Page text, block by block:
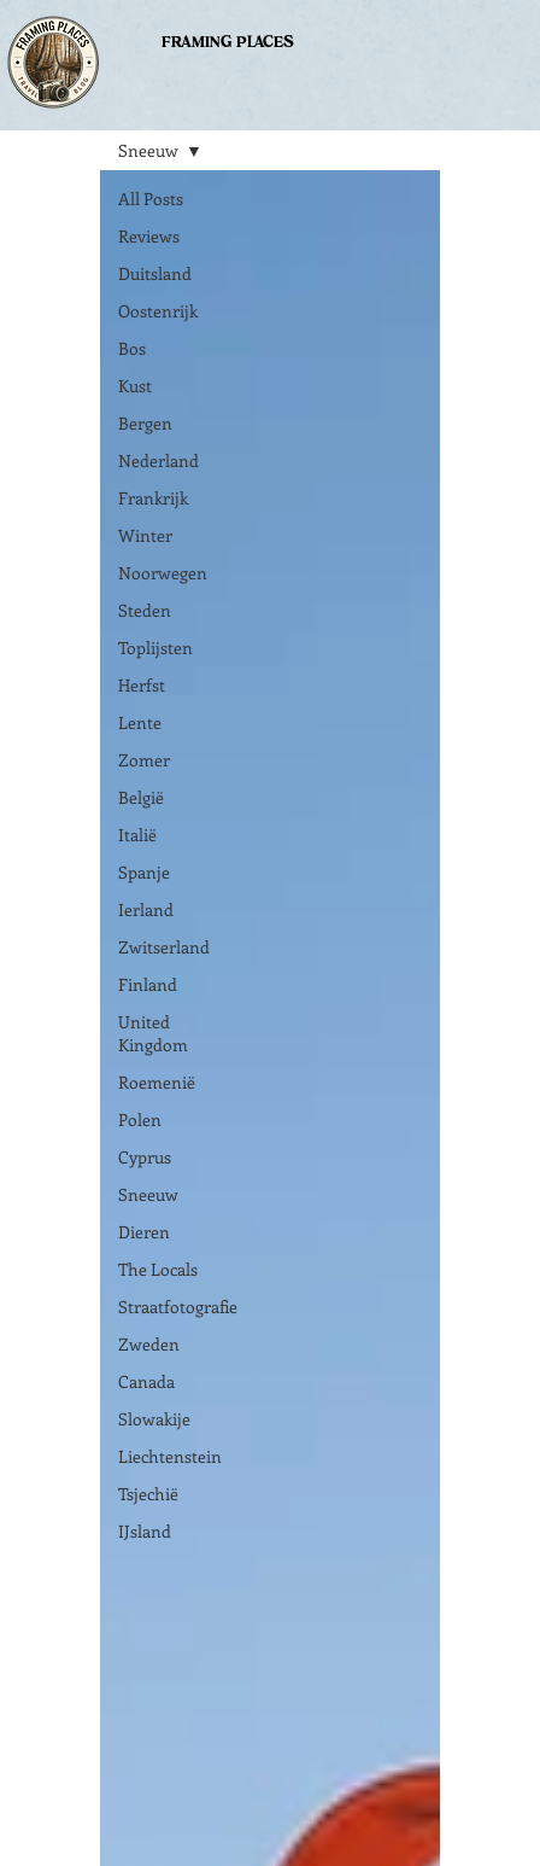
FRAMING PLACES
All Posts
Reviews
Duitsland
Oostenrijk
Bos
Kust
Bergen
Nederland
Frankrijk
Winter
Noorwegen
Steden
Toplijsten
Herfst
Lente
Zomer
België
Italië
Spanje
Ierland
Zwitserland
Finland
United
Kingdom
Roemenië
Polen
Cyprus
Sneeuw
Dieren
The Locals
Straatfotografie
Zweden
Canada
Slowakije
Liechtenstein
Tsjechië
IJsland
Sneeuw